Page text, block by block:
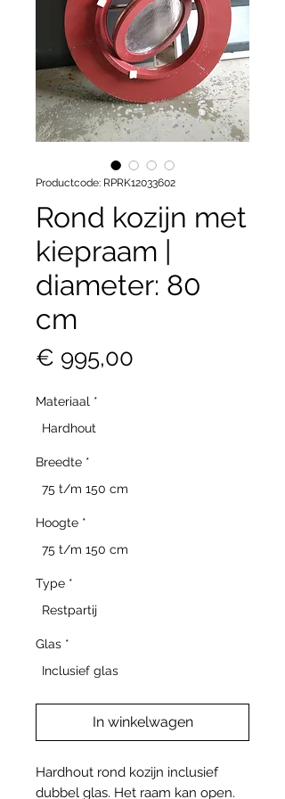
Productcode: RPRK12033602
Rond kozijn met
kiepraam |
diameter: 80
cm
€ 995,00
Materiaal *
Hardhout
Breedte *
75 t/m 150 cm
Hoogte *
75 t/m 150 cm
Type *
Restpartij
Glas *
Inclusief glas
In winkelwagen
Hardhout rond kozijn inclusief
dubbel glas. Het raam kan open.